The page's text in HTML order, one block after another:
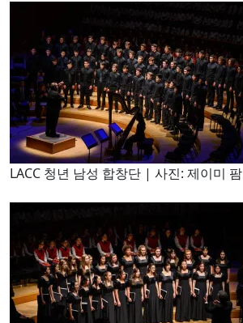
LACC 청년 남성 합창단 | 사진: 제이미 팜